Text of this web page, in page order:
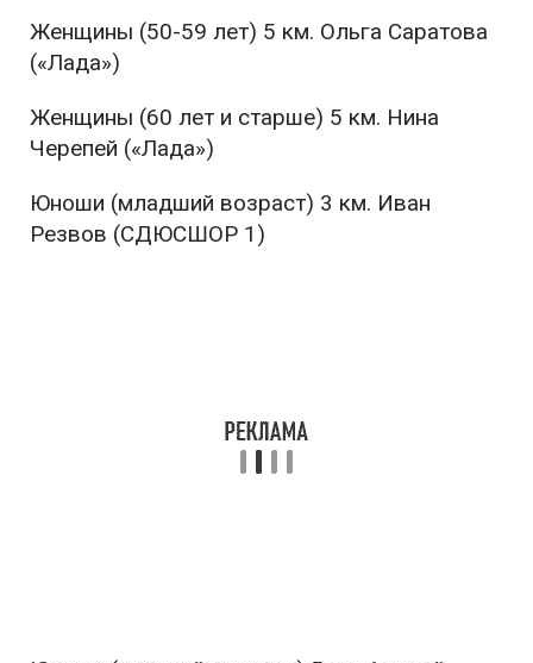
Женщины (50-59 лет) 5 км. Ольга Саратова
(«Лада»)
Женщины (60 лет и старше) 5 км. Нина
Черепей («Лада»)
Юноши (младший возраст) 3 км. Иван
Резвов (СДЮСШОР 1)